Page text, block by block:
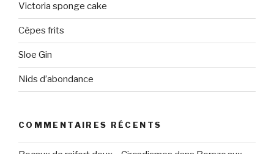
Victoria sponge cake
Cèpes frits
Sloe Gin
Nids d’abondance
COMMENTAIRES RÉCENTS